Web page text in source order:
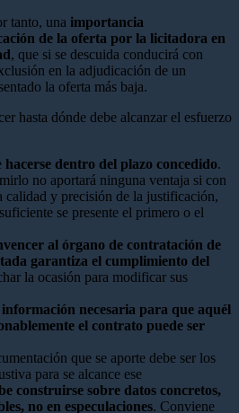
tanto, una importancia
de la oferta por la licitadora en
, que si se descuida conducirá con
en la adjudicación de un
la oferta más baja.
hasta dónde debe alcanzar el esfuerzo
hacerse dentro del plazo concedido.
no aportará ninguna ventaja si con
calidad y precisión de la justificación,
se presente el primero o el
al órgano de contratación de
garantiza el cumplimiento del
la ocasión para modificar sus
necesaria para que aquél
el contrato puede ser
que se aporte debe ser los
para se alcance ese
construirse sobre datos concretos,
no en especulaciones. Conviene